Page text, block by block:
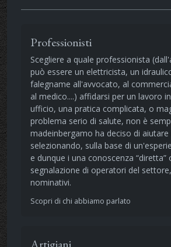
Professionisti
Scegliere a quale professionista
può essere un elettricista, un
falegname all'avvocato, al
al medico....) affidarsi per un lavoro
ufficio, una pratica complicata, o
problema serio di salute, non è
madeinbergamo ha deciso di
selezionando, sulla base di
e dunque i una conoscenza “diretta”
segnalazione di operatori del
nominativi.
Scopri di chi abbiamo parlato
Artigiani